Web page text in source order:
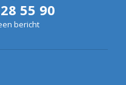
55 90
bericht